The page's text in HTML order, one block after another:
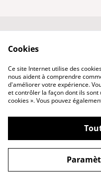
Conditions
Qui suis-je ?
©2026PhenixCuir &
Cookies
Ce site Internet utilise des
nous aident à comprendre
d'améliorer votre expérience.
et contrôler la façon dont ils
cookies ». Vous pouvez